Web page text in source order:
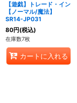
【遊戯】トレード・イン
【ノーマル/魔法】
SR14-JP031
80円(税込)
在庫数7枚
カートに入れる